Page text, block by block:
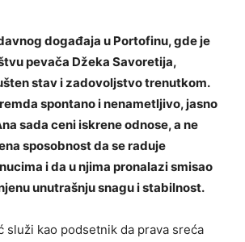
događaja u Portofinu, gde je
pevača Džeka Savoretija,
stav i zadovoljstvo trenutkom.
spontano i nenametljivo, jasno
sada ceni iskrene odnose, a ne
sposobnost da se raduje
i da u njima pronalazi smisao
unutrašnju snagu i stabilnost.
služi kao podsetnik da prava sreća